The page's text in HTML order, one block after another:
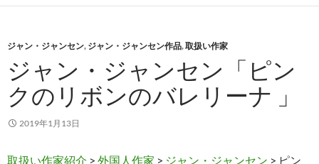
ジャン・ジャンセン, ジャン・ジャンセン作品,取扱い作家
ジャン・ジャンセン「ピン
クのリボンのバレリーナ 」
2019年1月13日
取扱い作家紹介 > 外国人作家 > ジャン・ジャンセン > ピン